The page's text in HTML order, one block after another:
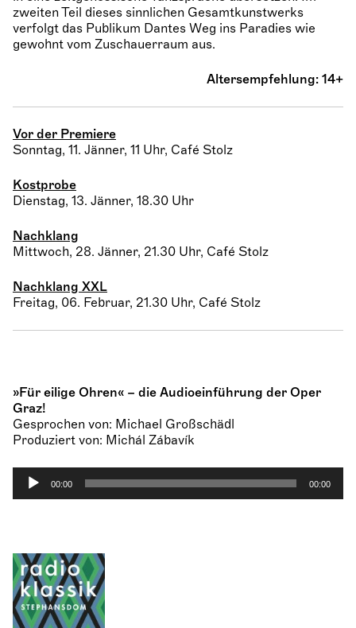
zweiten Teil dieses sinnlichen Gesamtkunstwerks
verfolgt das Publikum Dantes Weg ins Paradies wie
gewohnt vom Zuschauerraum aus.
Altersempfehlung: 14+
Vor der Premiere
Sonntag, 11. Jänner, 11 Uhr, Café Stolz
Kostprobe
Dienstag, 13. Jänner, 18.30 Uhr
Nachklang
Mittwoch, 28. Jänner, 21.30 Uhr, Café Stolz
Nachklang XXL
Freitag, 06. Februar, 21.30 Uhr, Café Stolz
»Für eilige Ohren« – die Audioeinführung der Oper
Graz!
Gesprochen von: Michael Großschädl
Produziert von: Michál Zábavík
-
P
l
a
y
00:00 00:00